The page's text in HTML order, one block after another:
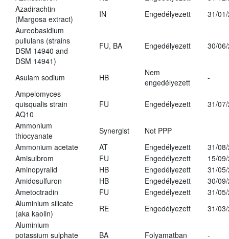
Azadirachtin
(Margosa extract)
IN Engedélyezett
31/
Aureobasidium
pullulans (strains
DSM 14940 and
DSM 14941)
FU, BA Engedélyezett 30/
Asulam sodium HB
Nem
engedélyezett
-
Ampelomyces
quisqualis strain
AQ10
FU Engedélyezett 31/
Ammonium
thiocyanate
Synergist
Not PPP
Ammonium acetate
AT Engedélyezett
31/
Amisulbrom
FU Engedélyezett
15/
Aminopyralid
HB Engedélyezett
31/
Amidosulfuron
HB Engedélyezett
30/
Ametoctradin
FU Engedélyezett
31/
Aluminium silicate
(aka kaolin)
RE Engedélyezett
31/
Aluminium
potassium sulphate
BA Folyamatban -